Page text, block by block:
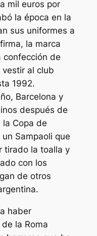
mil euros por
la época en la
sus uniformes a
la marca
confección de
al club
1992.
Barcelona y
después de
la Copa de
Sampaoli que
tirado la toalla y
con los
de otros
haber
la Roma